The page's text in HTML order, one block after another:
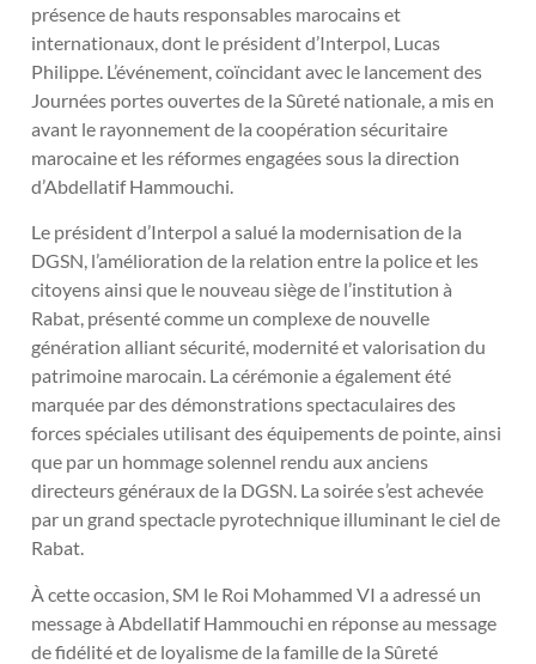
présence de hauts responsables marocains et
internationaux, dont le président d’Interpol, Lucas
Philippe. L’événement, coïncidant avec le lancement des
Journées portes ouvertes de la Sûreté nationale, a mis en
avant le rayonnement de la coopération sécuritaire
marocaine et les réformes engagées sous la direction
d’Abdellatif Hammouchi.
Le président d’Interpol a salué la modernisation de la
DGSN, l’amélioration de la relation entre la police et les
citoyens ainsi que le nouveau siège de l’institution à
Rabat, présenté comme un complexe de nouvelle
génération alliant sécurité, modernité et valorisation du
patrimoine marocain. La cérémonie a également été
marquée par des démonstrations spectaculaires des
forces spéciales utilisant des équipements de pointe, ainsi
que par un hommage solennel rendu aux anciens
directeurs généraux de la DGSN. La soirée s’est achevée
par un grand spectacle pyrotechnique illuminant le ciel de
Rabat.
À cette occasion, SM le Roi Mohammed VI a adressé un
message à Abdellatif Hammouchi en réponse au message
de fidélité et de loyalisme de la famille de la Sûreté